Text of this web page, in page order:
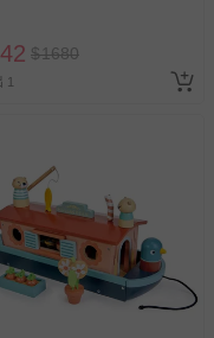
$1680
1